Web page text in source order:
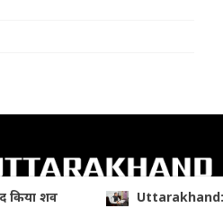
लाभार्थियों को ₹146.32 करोड़ की